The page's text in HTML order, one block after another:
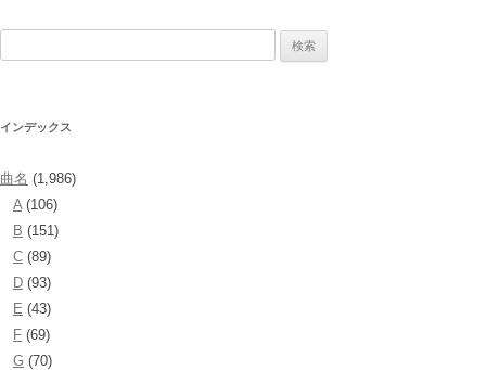
インデックス
曲名 (1,986)
A(106)
B (151)
C (89)
D (93)
E (43)
F (69)
G (70)